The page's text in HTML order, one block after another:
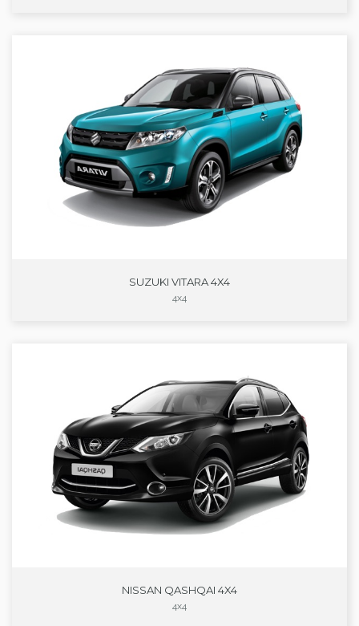
SUZUKI VITARA 4X4
4x4
NISSAN QASHQAI 4X4
4x4